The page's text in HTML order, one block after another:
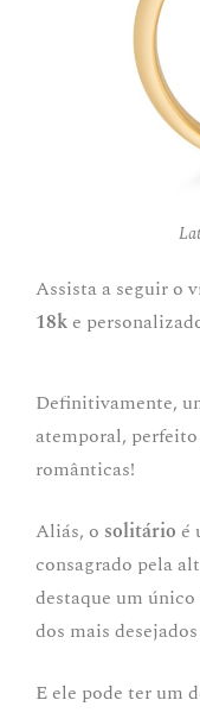
Assista a seguir o
18k e
Definitivamente,
atemporal,
românticas!
Aliás, o solitário é
consagrado pela
destaque um
dos mais
E ele pode ter um